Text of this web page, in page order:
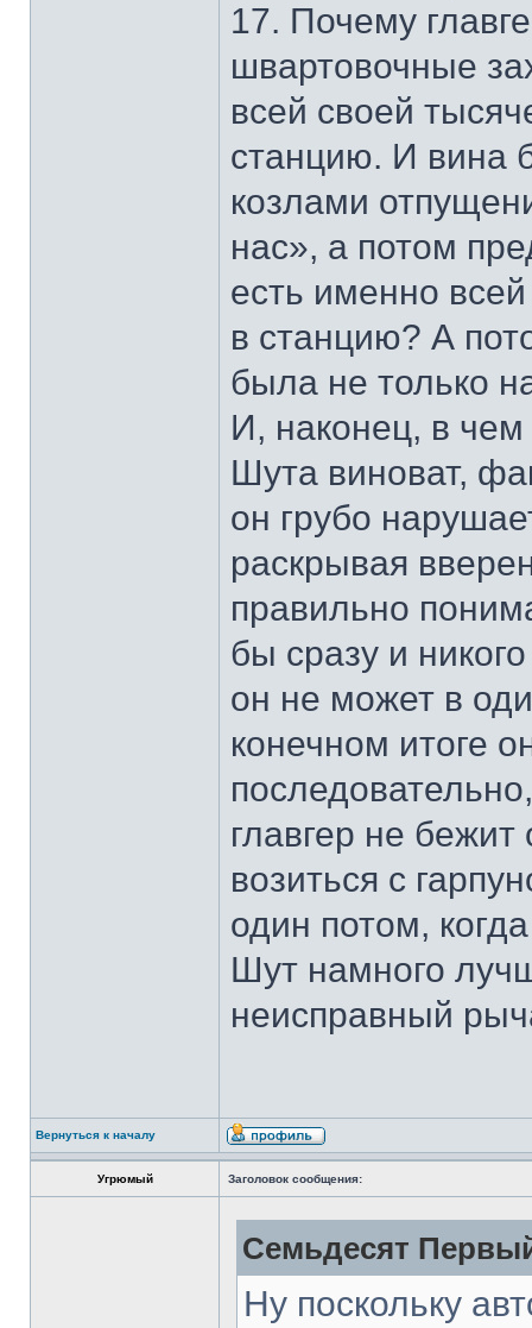
17. Почему
швартовочные
всей своей
станцию. И вина
козлами
нас», а потом
есть именно
в станцию? А
была не только
И, наконец, в
Шута виноват,
он грубо
раскрывая
правильно
бы сразу и
он не может в
конечном итоге
главгер не бежит
возиться с
один потом,
Шут намного
неисправный
Вернуться к началу
Угрюмый Заголовок сообщения:
Семьдесят
Ну поскольку